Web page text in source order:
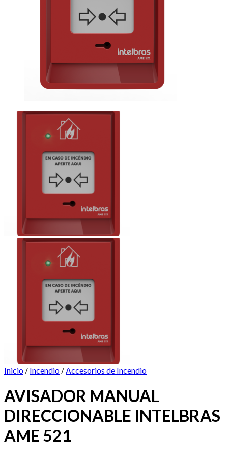
Inicio / Incendio / Accesorios de Incendio
AVISADOR MANUAL
DIRECCIONABLE INTELBRAS
AME 521